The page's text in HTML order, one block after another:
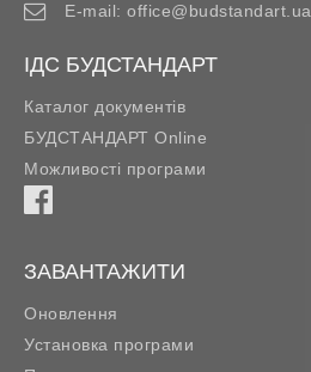
E-mail: office@budstandart.ua
ІДС БУДСТАНДАРТ
Каталог документів
БУДСТАНДАРТ Online
Можливості програми
ЗАВАНТАЖИТИ
Оновлення
Установка програми